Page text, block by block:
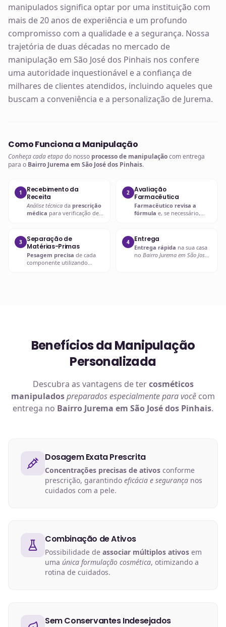
manipulados significa optar por uma instituição com
mais de 20 anos de experiência e um profundo
compromisso com a qualidade e a segurança. Nossa
trajetória de duas décadas no mercado de
manipulação em São José dos Pinhais nos confere
uma autoridade inquestionável e a confiança de
milhares de clientes atendidos, incluindo aqueles que
buscam a conveniência e a personalização de Jurema.
Como Funciona a Manipulação
Conheça cada etapado nosso processo de manipulaçãocom entrega
para o Bairro Jurema em São José dos Pinhais.
1
Recebimento da
Receita
Análise técnica da prescrição
médica para verificação de
2
Avaliação
Farmacêutica
Farmacêutico revisa a
fórmula e, se necessário,
esclarecimentos.
3
Separação de
Matérias-Primas
Pesagem precisa de cada
componente utilizando
4 Entrega
Entrega rápida na sua casa
no Bairro Jurema em São José
Benefícios da Manipulação
Personalizada
Descubra as vantagens de tercosméticos
manipuladospreparados especialmente para você com
entrega no Bairro Jurema em São José dos Pinhais.
Dosagem Exata Prescrita
Concentrações precisas de ativos conforme
prescrição, garantindo eficácia e segurança nos
cuidados com a pele.
Combinação de Ativos
Possibilidade de associar múltiplos ativos em
uma única formulação cosmética, otimizando a
rotina de cuidados.
Sem Conservantes Indesejados